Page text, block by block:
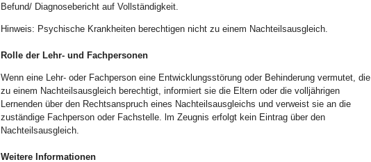
Befund/ Diagnosebericht auf Vollständigkeit.
Hinweis: Psychische Krankheiten berechtigen nicht zu einem Nachteilsausgleich.
Rolle der Lehr- und Fachpersonen
Wenn eine Lehr- oder Fachperson eine Entwicklungsstörung oder Behinderung vermutet, die
zu einem Nachteilsausgleich berechtigt, informiert sie die Eltern oder die volljährigen
Lernenden über den Rechtsanspruch eines Nachteilsausgleichs und verweist sie an die
zuständige Fachperson oder Fachstelle. lm Zeugnis erfolgt kein Eintrag über den
Nachteilsausgleich.
Weitere Informationen